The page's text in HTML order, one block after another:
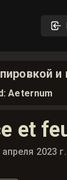
и
Aeternum
et
2023 г.